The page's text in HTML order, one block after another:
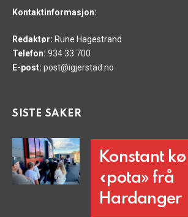
Kontaktinformasjon:
Redaktør: Rune Hagestrand
Telefon: 934 33 700
E-post: post@igjerstad.no
SISTE SAKER
Konstant
«pota» frå
Hardanger